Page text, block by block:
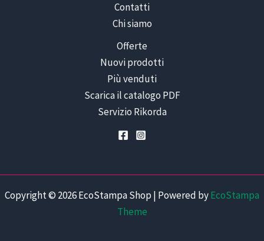
Contatti
Chi siamo
Offerte
Nuovi prodotti
Più venduti
Scarica il catalogo PDF
Servizio Rikorda
Copyright © 2026 EcoStampa Shop | Powered byEcoStampa
Theme